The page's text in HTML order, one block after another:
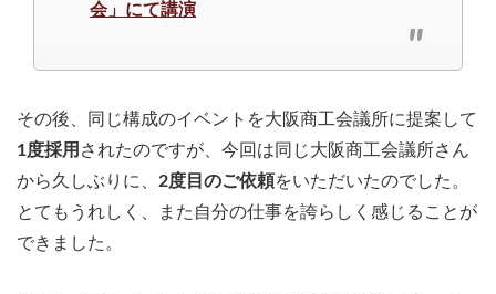
会」にて講演
その後、同じ構成のイベントを大阪商工会議所に提案して
1度採用 されたのですが、今回は同じ大阪商工会議所さん
から久しぶりに、 2度目のご依頼をいただいたのでした。
とてもうれしく、また自分の仕事を誇らしく感じることが
できました。